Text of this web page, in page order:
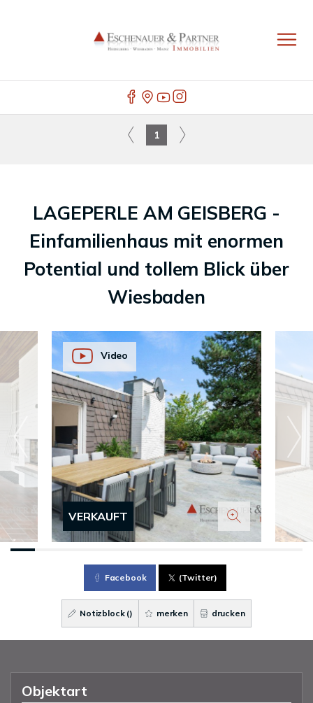
1
LAGEPERLE AM GEISBERG -
Einfamilienhaus mit enormen
Potential und tollem Blick über
Wiesbaden
VERKAUFT
Video
Facebook (Twitter)
Notizblock () merken drucken
Objektart